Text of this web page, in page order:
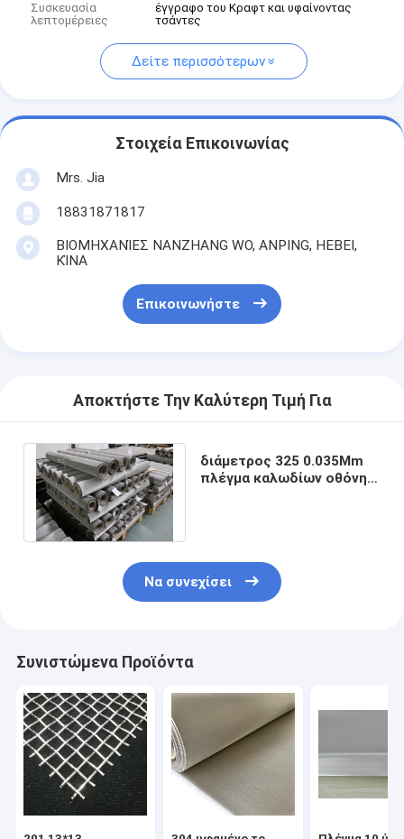
Συσκευασία
λεπτομέρειες
έγγραφο του Κραφτ και υφαίνοντας
τσάντες
Δείτε περισσότερων
Στοιχεία Επικοινωνίας
Mrs. Jia
18831871817
ΒΙΟΜΗΧΑΝΊΕΣ NANZHANG WO, ANPING, HEBEI,
ΚΊΝΑ
Επικοινωνήστε
Αποκτήστε Την Καλύτερη Τιμή Για
διάμετρος 325 0.035Mm
πλέγμα καλωδίων οθόνης
Να συνεχίσει
Συνιστώμενα Προϊόντα